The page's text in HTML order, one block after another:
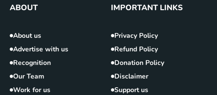
ABOUT
About us
Advertise with us
Recognition
Our Team
Work for us
IMPORTANT LINKS
Privacy Policy
Refund Policy
Donation Policy
Disclaimer
Support us